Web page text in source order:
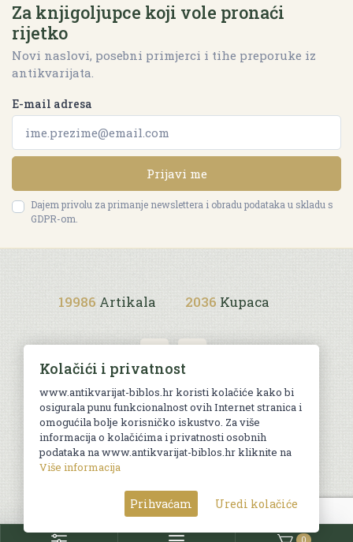
Za knjigoljupce koji vole pronaći
rijetko
Novi naslovi, posebni primjerci i tihe preporuke iz
antikvarijata.
E-mail adresa
Prijavi me
Dajem privolu za primanje newslettera i obradu podataka u skladu s
GDPR-om.
19986 Artikala 2036 Kupaca
Uvjeti kupnje
© Sva prava pridržana. Web by
0
Kolačići i privatnost
www.antikvarijat-biblos.hr koristi kolačiće kako bi
osigurala punu funkcionalnost ovih Internet stranica i
omogućila bolje korisničko iskustvo. Za više
informacija o kolačićima i privatnosti osobnih
podataka na www.antikvarijat-biblos.hr kliknite na
Više informacija
Prihvaćam Uredi kolačiće